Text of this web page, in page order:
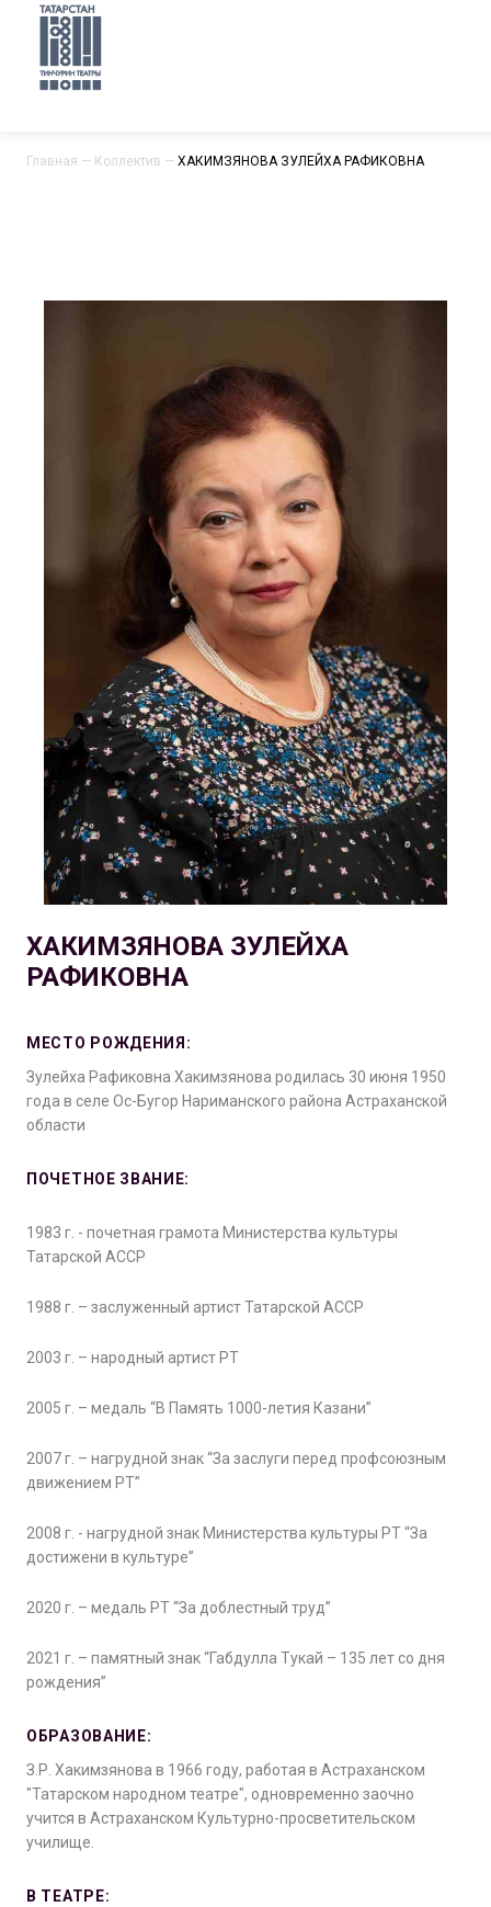
Главная — Коллектив — ХАКИМЗЯНОВА ЗУЛЕЙХА РАФИКОВНА
ХАКИМЗЯНОВА ЗУЛЕЙХА
РАФИКОВНА
МЕСТО РОЖДЕНИЯ:
Зулейха Рафиковна Хакимзянова родилась 30 июня 1950
года в селе Ос-Бугор Нариманского района Астраханской
области
ПОЧЕТНОЕ ЗВАНИЕ:
1983 г. - почетная грамота Министерства культуры
Татарской АССР
1988 г. – заслуженный артист Татарской АССР
2003 г. – народный артист РТ
2005 г. – медаль “В Память 1000-летия Казани”
2007 г. – нагрудной знак “За заслуги перед профсоюзным
движением РТ”
2008 г. - нагрудной знак Министерства культуры РТ “За
достижени в культуре”
2020 г. – медаль РТ “За доблестный труд”
2021 г. – памятный знак “Габдулла Тукай – 135 лет со дня
рождения”
ОБРАЗОВАНИЕ:
З.Р. Хакимзянова в 1966 году, работая в Астраханском
"Татарском народном театре", одновременно заочно
учится в Астраханском Культурно-просветительском
училище.
В ТЕАТРЕ: